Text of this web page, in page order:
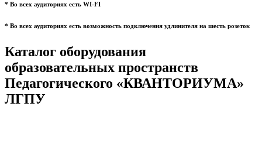
* Во всех аудиториях есть WI-FI
* Во всех аудиториях есть возможность подключения удлинителя на шесть розеток
Каталог оборудования
образовательных пространств
Педагогического «КВАНТОРИУМА»
ЛГПУ